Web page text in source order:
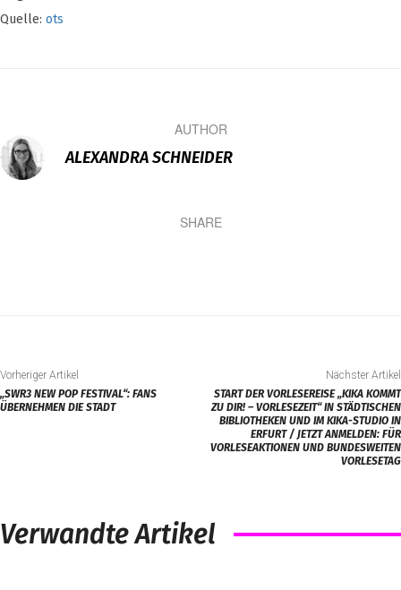
Quelle: ots
AUTHOR
ALEXANDRA SCHNEIDER
SHARE
Vorheriger Artikel
„SWR3 NEW POP FESTIVAL“: FANS
ÜBERNEHMEN DIE STADT
Nächster Artikel
START DER VORLESEREISE „KIKA KOMMT
ZU DIR! – VORLESEZEIT“ IN STÄDTISCHEN
BIBLIOTHEKEN UND IM KIKA-STUDIO IN
ERFURT / JETZT ANMELDEN: FÜR
VORLESEAKTIONEN UND BUNDESWEITEN
VORLESETAG
Verwandte Artikel